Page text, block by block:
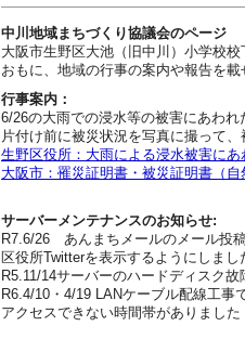
中川地域まちづくり協議会のページ
大阪市生野区大池（旧中川）小学校
おもに、地域の行事の案内や報告を載
行事案内：
6/26の大雨での浸水等の被害にあわ
片付け前に被災状況を写真に撮って
生野区役所：大雨による浸水被害にあ
大阪市：罹災証明書・被災証明書（自
サーバーメンテナンスのお知らせ:
R7.6/26
あんまちメールのメール投
区役所Twitterを表示するようにしまし
R5.11/14サーバーのハードディスク
R6.4/10・4/19 LANケーブル配線工事
アクセスできない時間帯がありました